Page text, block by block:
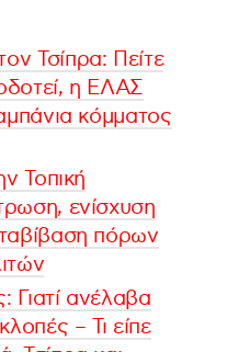
Τσίπρα: Πείτε
η ΕΛΑΣ
κόμματος
Τοπική
ενίσχυση
πόρων
Γιατί ανέλαβα
– Τι είπε